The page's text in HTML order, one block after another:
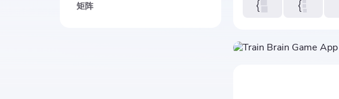
矩阵